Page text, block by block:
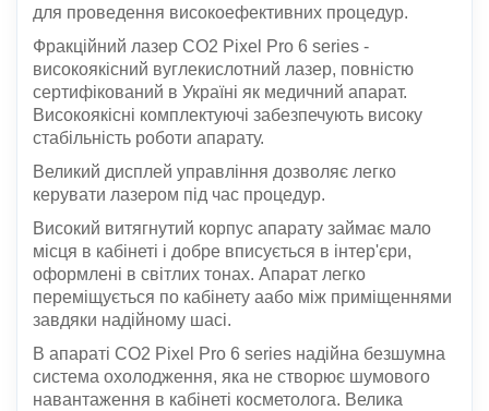
для проведення високоефективних процедур.
Фракційний лазер CO2 Pixel Pro 6 series -
високоякісний вуглекислотний лазер, повністю
сертифікований в Україні як медичний апарат.
Високоякісні комплектуючі забезпечують високу
стабільність роботи апарату.
Великий дисплей управління дозволяє легко
керувати лазером під час процедур.
Високий витягнутий корпус апарату займає мало
місця в кабінеті і добре вписується в інтер'єри,
оформлені в світлих тонах. Апарат легко
переміщується по кабінету aабо між приміщеннями
завдяки надійному шасі.
В апараті CO2 Pixel Pro 6 series надійна безшумна
система охолодження, яка не створює шумового
навантаження в кабінеті косметолога. Велика